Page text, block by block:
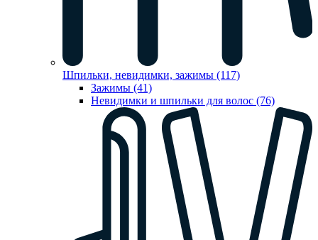
Шпильки, невидимки, зажимы (117)
Зажимы (41)
Невидимки и шпильки для волос (76)